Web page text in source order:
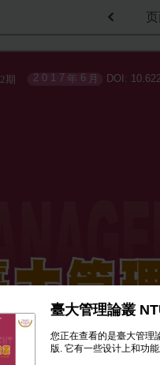
臺大管理論叢
您正在查看的是臺大管理
版. 它有一些设计上和功
期 DOI:
2 0 1 7 年 6 月